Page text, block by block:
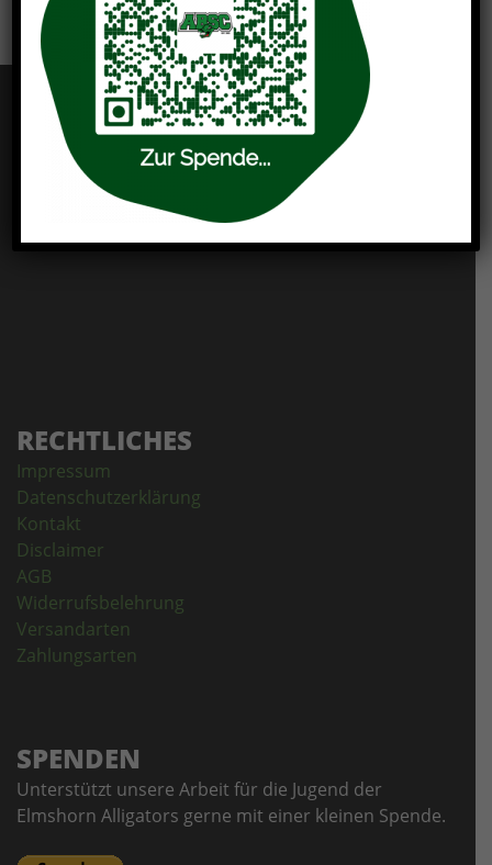
LINKS
RECHTLICHES
Impressum
Datenschutzerklärung
Kontakt
Disclaimer
AGB
Widerrufsbelehrung
Versandarten
Zahlungsarten
SPENDEN
Unterstützt unsere Arbeit für die Jugend der
Elmshorn Alligators gerne mit einer kleinen Spende.